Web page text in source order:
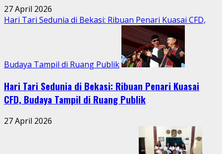
27 April 2026
Hari Tari Sedunia di Bekasi: Ribuan Penari Kuasai CFD,
Budaya Tampil di Ruang Publik
Hari Tari Sedunia di Bekasi: Ribuan Penari Kuasai
CFD, Budaya Tampil di Ruang Publik
27 April 2026